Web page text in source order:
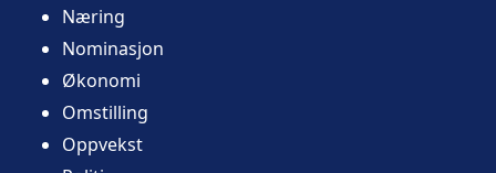
Næring
Nominasjon
Økonomi
Omstilling
Oppvekst